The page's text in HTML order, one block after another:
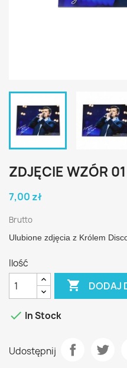
ZDJĘCIE WZÓR
7,00 zł
Brutto
Ulubione zdjęcia z Królem
Ilość
 DODAJ
 In Stock
Udostępnij